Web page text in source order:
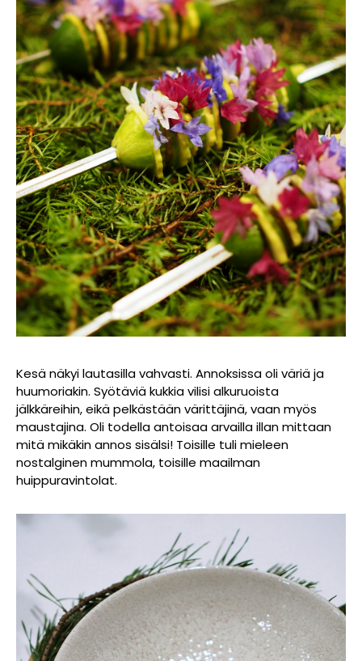
Kesä näkyi lautasilla vahvasti. Annoksissa oli väriä ja
huumoriakin. Syötäviä kukkia vilisi alkuruoista
jälkkäreihin, eikä pelkästään värittäjinä, vaan myös
maustajina. Oli todella antoisaa arvailla illan mittaan
mitä mikäkin annos sisälsi! Toisille tuli mieleen
nostalginen mummola, toisille maailman
huippuravintolat.